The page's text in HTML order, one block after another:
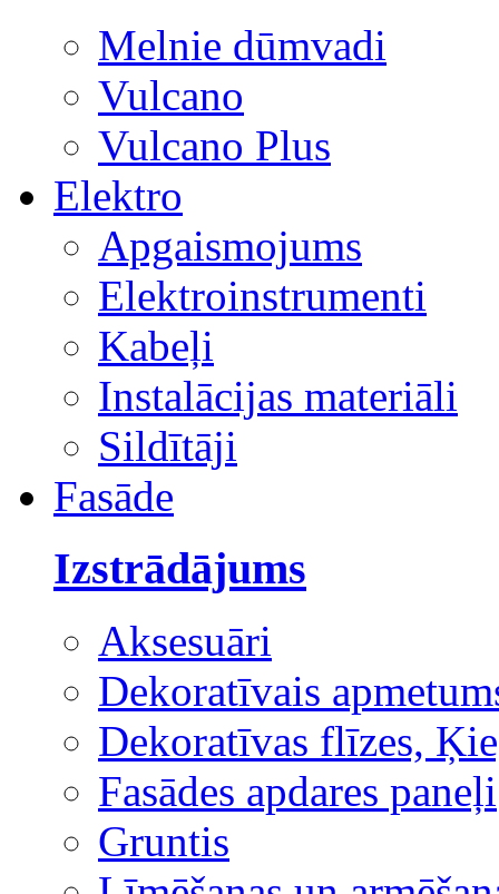
Melnie dūmvadi
Vulcano
Vulcano Plus
Elektro
Apgaismojums
Elektroinstrumenti
Kabeļi
Instalācijas materiāli
Sildītāji
Fasāde
Izstrādājums
Aksesuāri
Dekoratīvais
Dekoratīvas flīzes,
Fasādes apdares paneļi
Gruntis